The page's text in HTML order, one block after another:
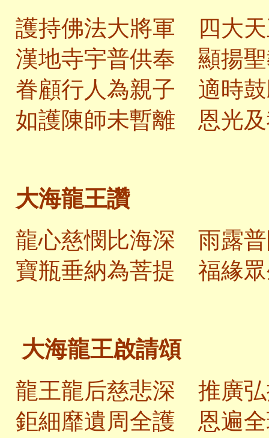
護持佛法大將軍 四大天
漢地寺宇普供奉 顯揚聖
眷顧行人為親子 適時鼓
如護陳師未暫離 恩光及
大海龍王讚
龍心慈憫比海深 雨露普
寶瓶垂納為菩提 福緣眾
大海龍王啟請頌
龍王龍后慈悲深 推廣弘
鉅細靡遺周全護 恩遍全